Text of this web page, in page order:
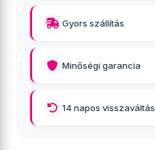
Gyors szállítás
Minőségi garancia
14 napos visszaváltás